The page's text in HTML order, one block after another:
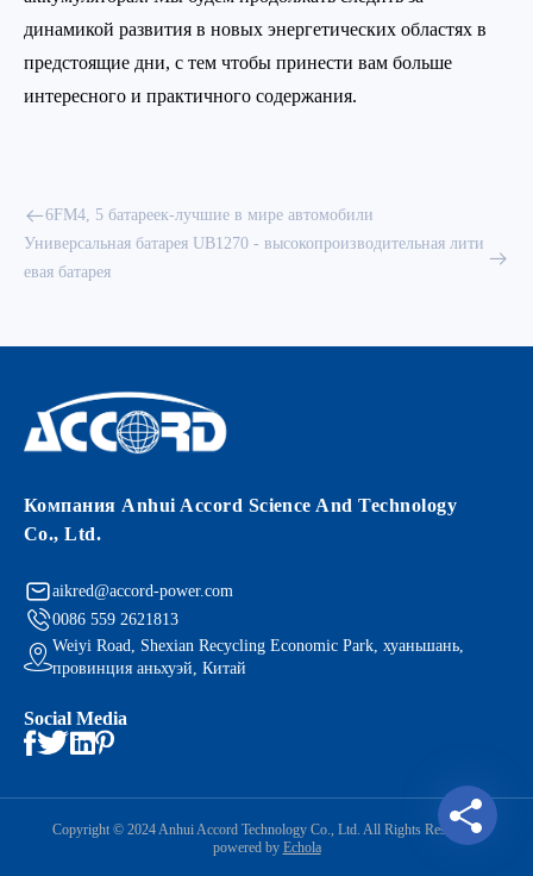
динамикой развития в новых энергетических областях в
предстоящие дни, с тем чтобы принести вам больше
интересного и практичного содержания.
6FM4, 5 батареек-лучшие в мире автомобили
Универсальная батарея UB1270 - высокопроизводительная лити
евая батарея
Компания Anhui Accord Science And Technology
Co., Ltd.
aikred@accord-power.com
0086 559 2621813
Weiyi Road, Shexian Recycling Economic Park, хуаньшань,
провинция аньхуэй, Китай
Social Media
Copyright © 2024 Anhui Accord Technology Co., Ltd. All Rights Reserved.
powered by Echola